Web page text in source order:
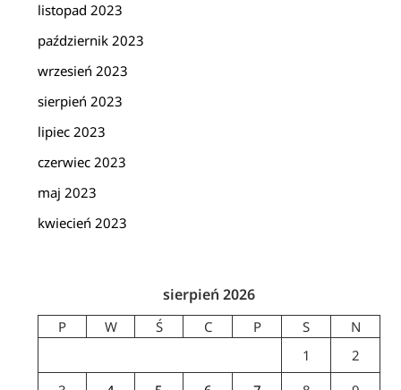
listopad 2023
październik 2023
wrzesień 2023
sierpień 2023
lipiec 2023
czerwiec 2023
maj 2023
kwiecień 2023
sierpień 2026
P W Ś C P S
N
1
2